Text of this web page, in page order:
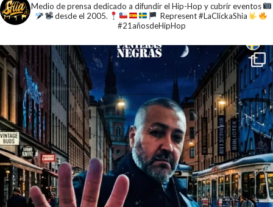
Medio de prensa dedicado a difundir el Hip-Hop y cubrir eventos
desde el 2005.
Represent #LaClickaShia
#21añosdeHipHop